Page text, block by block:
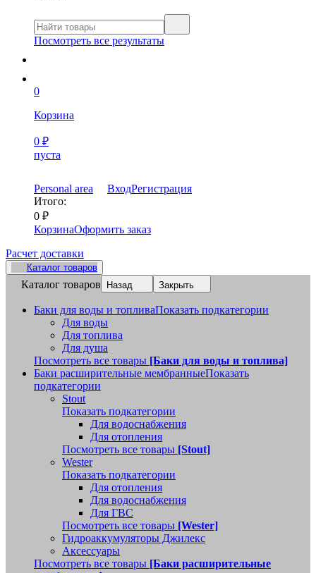
Посмотреть все результаты
0
Корзина
0 ₽
пуста
Personal area ВходРегистрация
Итого:
0 ₽
КорзинаОформить заказ
Расчет доставки
Каталог товаров
Каталог товаров Назад Закрыть
Баки для воды и топливаПоказать подкатегории
Для воды
Для топлива
Для душа
Посмотреть все товары [Баки для воды и топлива]
Баки расширительные мембранныеПоказать
подкатегории
Stout
Показать подкатегории
Для водоснабжения
Для отопления
Посмотреть все товары [Stout]
Wester
Показать подкатегории
Для отопления
Для водоснабжения
Для ГВС
Посмотреть все товары [Wester]
Гидроаккумуляторы Джилекс
Аксессуары
Посмотреть все товары [Баки расширительные